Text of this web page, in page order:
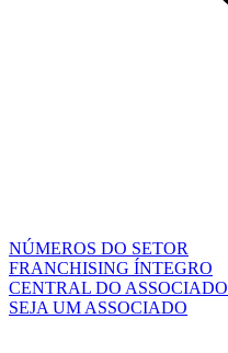
NÚMEROS DO SETOR
FRANCHISING ÍNTEGRO
CENTRAL DO ASSOCIADO
SEJA UM ASSOCIADO